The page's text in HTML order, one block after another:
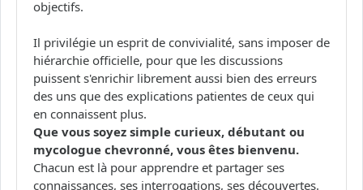
objectifs.
Il privilégie un esprit de convivialité, sans imposer de
hiérarchie officielle, pour que les discussions
puissent s'enrichir librement aussi bien des erreurs
des uns que des explications patientes de ceux qui
en connaissent plus.
Que vous soyez simple curieux, débutant ou
mycologue chevronné, vous êtes bienvenu.
Chacun est là pour apprendre et partager ses
connaissances, ses interrogations, ses découvertes.